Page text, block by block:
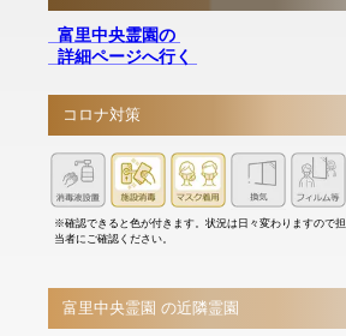
富里中央霊園の
詳細ページへ行く
コロナ対策
※確認できると色が付きます。状況は日々変わりますので担
当者にご確認ください。
富里中央霊園 の近隣霊園